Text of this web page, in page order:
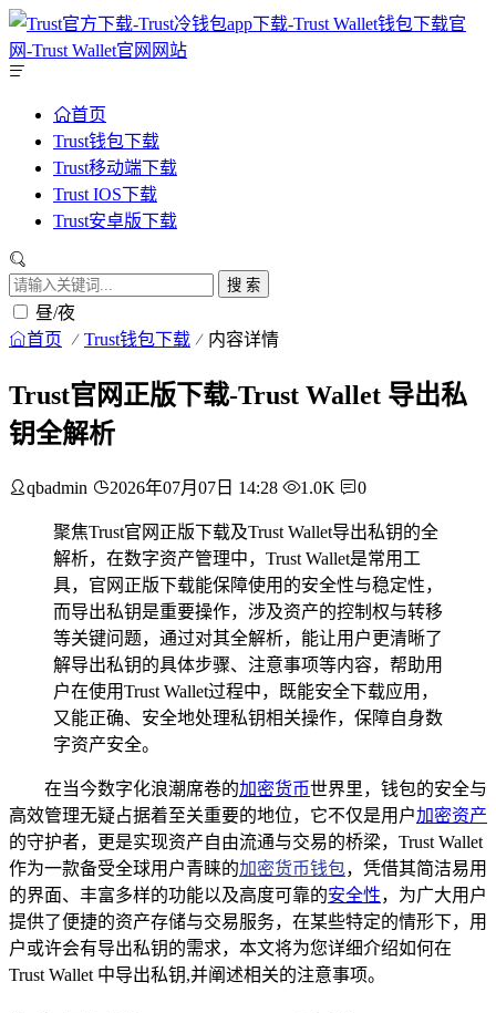
首页
Trust钱包下载
Trust移动端下载
Trust IOS下载
Trust安卓版下载
搜 索
昼/夜
首页 Trust钱包下载 内容详情
Trust官网正版下载-Trust Wallet 导出私
钥全解析
qbadmin 2026年07月07日 14:28 1.0K 0
聚焦Trust官网正版下载及Trust Wallet导出私钥的全
解析，在数字资产管理中，Trust Wallet是常用工
具，官网正版下载能保障使用的安全性与稳定性，
而导出私钥是重要操作，涉及资产的控制权与转移
等关键问题，通过对其全解析，能让用户更清晰了
解导出私钥的具体步骤、注意事项等内容，帮助用
户在使用Trust Wallet过程中，既能安全下载应用，
又能正确、安全地处理私钥相关操作，保障自身数
字资产安全。
在当今数字化浪潮席卷的加密货币世界里，钱包的安全与
高效管理无疑占据着至关重要的地位，它不仅是用户加密资产
的守护者，更是实现资产自由流通与交易的桥梁，Trust Wallet
作为一款备受全球用户青睐的加密货币钱包，凭借其简洁易用
的界面、丰富多样的功能以及高度可靠的安全性，为广大用户
提供了便捷的资产存储与交易服务，在某些特定的情形下，用
户或许会有导出私钥的需求，本文将为您详细介绍如何在
Trust Wallet 中导出私钥,并阐述相关的注意事项。